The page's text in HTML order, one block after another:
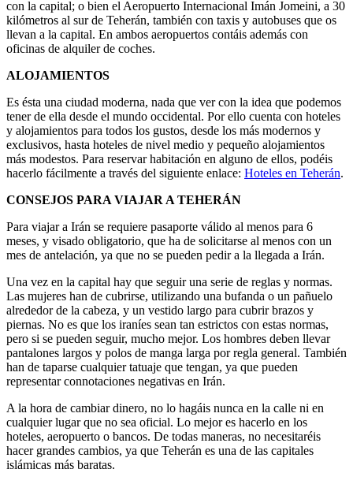
con la capital; o bien el Aeropuerto Internacional Imán Jomeini, a 30
kilómetros al sur de Teherán, también con taxis y autobuses que os
llevan a la capital. En ambos aeropuertos contáis además con
oficinas de alquiler de coches.
ALOJAMIENTOS
Es ésta una ciudad moderna, nada que ver con la idea que podemos
tener de ella desde el mundo occidental. Por ello cuenta con hoteles
y alojamientos para todos los gustos, desde los más modernos y
exclusivos, hasta hoteles de nivel medio y pequeño alojamientos
más modestos. Para reservar habitación en alguno de ellos, podéis
hacerlo fácilmente a través del siguiente enlace: Hoteles en Teherán.
CONSEJOS PARA VIAJAR A TEHERÁN
Para viajar a Irán se requiere pasaporte válido al menos para 6
meses, y visado obligatorio, que ha de solicitarse al menos con un
mes de antelación, ya que no se pueden pedir a la llegada a Irán.
Una vez en la capital hay que seguir una serie de reglas y normas.
Las mujeres han de cubrirse, utilizando una bufanda o un pañuelo
alrededor de la cabeza, y un vestido largo para cubrir brazos y
piernas. No es que los iraníes sean tan estrictos con estas normas,
pero si se pueden seguir, mucho mejor. Los hombres deben llevar
pantalones largos y polos de manga larga por regla general. También
han de taparse cualquier tatuaje que tengan, ya que pueden
representar connotaciones negativas en Irán.
A la hora de cambiar dinero, no lo hagáis nunca en la calle ni en
cualquier lugar que no sea oficial. Lo mejor es hacerlo en los
hoteles, aeropuerto o bancos. De todas maneras, no necesitaréis
hacer grandes cambios, ya que Teherán es una de las capitales
islámicas más baratas.